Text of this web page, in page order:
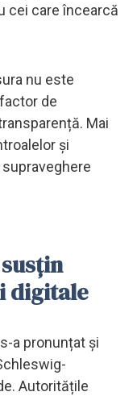
cei care încearcă
nu este
de
Mai
și
digitale
a pronunțat și
Autoritățile